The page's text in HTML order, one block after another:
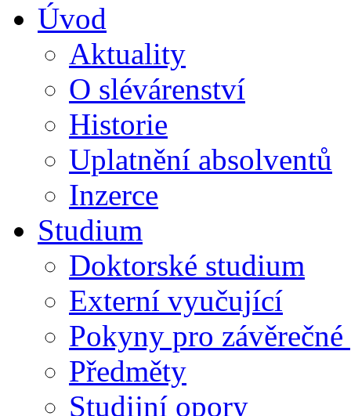
Úvod
Aktuality
O slévárenství
Historie
Uplatnění absolventů
Inzerce
Studium
Doktorské studium
Externí vyučující
Pokyny pro závěrečné
Předměty
Studijní opory